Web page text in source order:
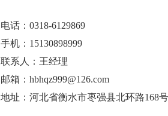
电话：0318-6129869
手机：15130898999
联系人：王经理
邮箱：hbhqz999@126.com
地址：河北省衡水市枣强县北环路168号